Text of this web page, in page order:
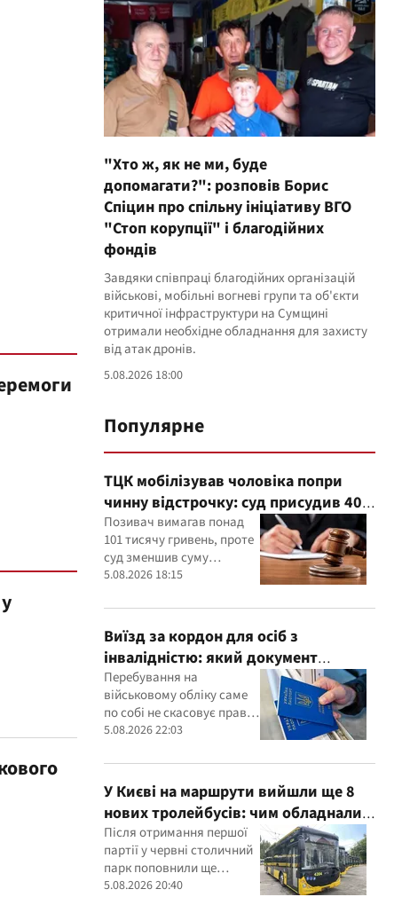
"Хто ж, як не ми, буде
допомагати?": розповів Борис
Спіцин про спільну ініціативу ВГО
"Стоп корупції" і благодійних
фондів
Завдяки співпраці благодійних організацій
військові, мобільні вогневі групи та об'єкти
критичної інфраструктури на Сумщині
отримали необхідне обладнання для захисту
від атак дронів.
5.08.2026 18:00
Популярне
ТЦК мобілізував чоловіка попри
чинну відстрочку: суд присудив 40
тисяч гривень компенсації
Позивач вимагав понад
101 тисячу гривень, проте
суд зменшив суму
компенсації, керуючись
та співмірності
5.08.2026 18:15
Виїзд за кордон для осіб з
інвалідністю: який документ
потрібно показати прикордонникам
Перебування на
військовому обліку саме
по собі не скасовує права
на виїзд, однак
підтвердити
документально
5.08.2026 22:03
У Києві на маршрути вийшли ще 8
нових тролейбусів: чим обладнали
транспорт
Після отримання першої
партії у червні столичний
парк поповнили ще
вісьмома сучасними
5.08.2026 20:40